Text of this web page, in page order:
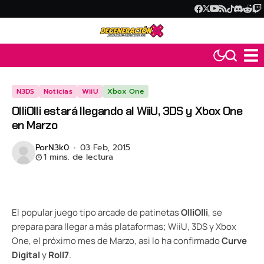
N3DS Noticias WiiU Xbox One
OlliOlli estará llegando al WiiU, 3DS y Xbox One
en Marzo
PorN3k0 03 Feb, 2015
1 mins. de lectura
El popular juego tipo arcade de patinetasOlliOlli, se
prepara para llegar a más plataformas; WiiU, 3DS y Xbox
One, el próximo mes de Marzo, asi lo ha confirmadoCurve
DigitalyRoll7.